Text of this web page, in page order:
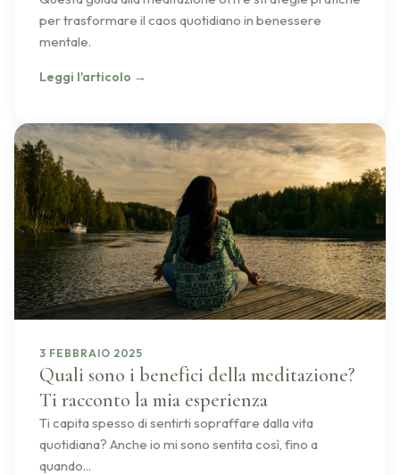
per trasformare il caos quotidiano in benessere
mentale.
Leggi l'articolo →
3 FEBBRAIO 2025
Quali sono i benefici della meditazione?
Ti racconto la mia esperienza
Ti capita spesso di sentirti sopraffare dalla vita
quotidiana? Anche io mi sono sentita così, fino a
quando...